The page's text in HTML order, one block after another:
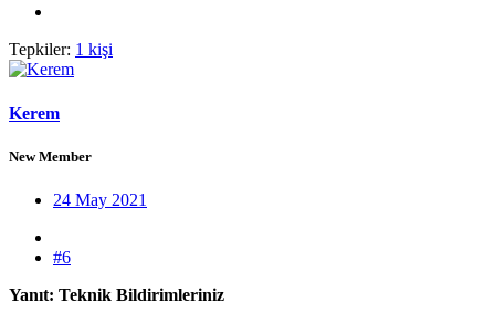
Tepkiler: 1 kişi
Kerem
New Member
24 May 2021
#6
Yanıt: Teknik Bildirimleriniz